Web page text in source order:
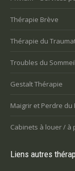
Thérapie Brève
Thérapie du
Troubles du Sommeil
Gestalt Thérapie
Maigrir et Perdre du
Cabinets à louer / à
Liens autres